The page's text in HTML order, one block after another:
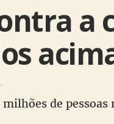
a
de pessoas